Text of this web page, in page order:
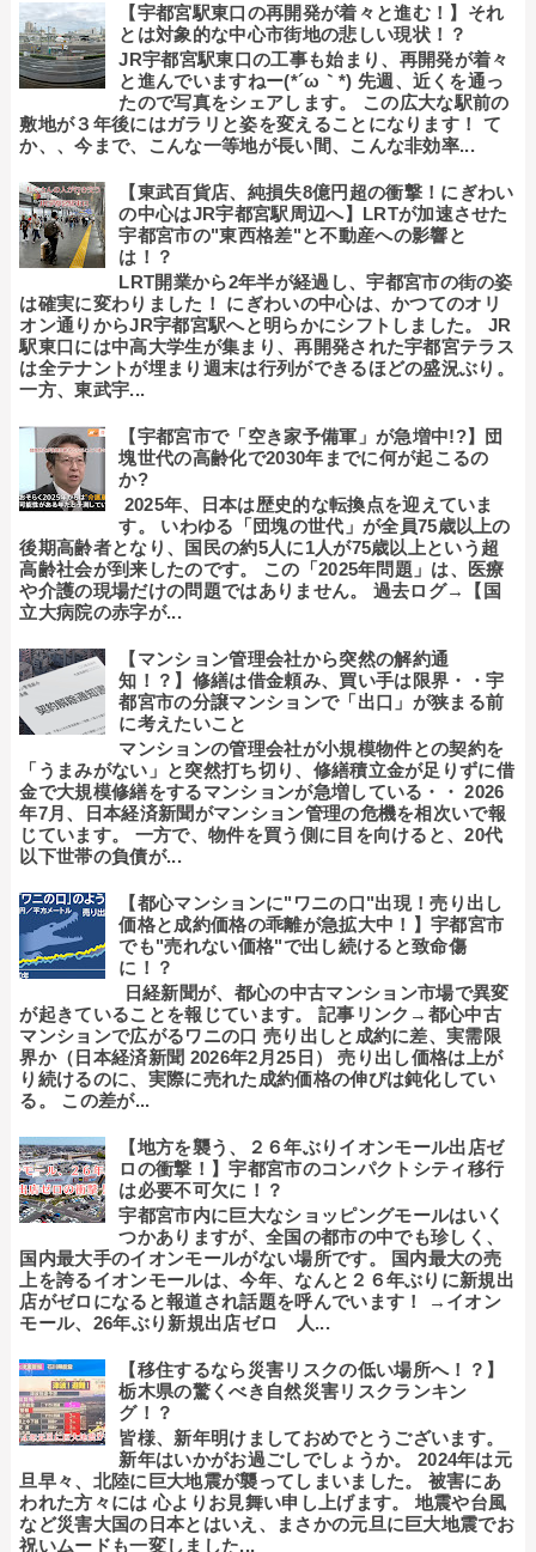
【宇都宮駅東口の再開発が着々と進む！】それ
とは対象的な中心市街地の悲しい現状！？
JR宇都宮駅東口の工事も始まり、再開発が着々
と進んでいますねー(*´ω｀*) 先週、近くを通っ
たので写真をシェアします。 この広大な駅前の
敷地が３年後にはガラリと姿を変えることになります！ て
か、、今まで、こんな一等地が長い間、こんな非効率...
【東武百貨店、純損失8億円超の衝撃！にぎわい
の中心はJR宇都宮駅周辺へ】LRTが加速させた
宇都宮市の"東西格差"と不動産への影響と
は！？
LRT開業から2年半が経過し、宇都宮市の街の姿
は確実に変わりました！ にぎわいの中心は、かつてのオリ
オン通りからJR宇都宮駅へと明らかにシフトしました。 JR
駅東口には中高大学生が集まり、再開発された宇都宮テラス
は全テナントが埋まり週末は行列ができるほどの盛況ぶり。
一方、東武宇...
【宇都宮市で「空き家予備軍」が急増中!?】団
塊世代の高齢化で2030年までに何が起こるの
か?
2025年、日本は歴史的な転換点を迎えていま
す。 いわゆる「団塊の世代」が全員75歳以上の
後期高齢者となり、国民の約5人に1人が75歳以上という超
高齢社会が到来したのです。 この「2025年問題」は、医療
や介護の現場だけの問題ではありません。 過去ログ→【国
立大病院の赤字が...
【マンション管理会社から突然の解約通
知！？】修繕は借金頼み、買い手は限界・・宇
都宮市の分譲マンションで「出口」が狭まる前
に考えたいこと
マンションの管理会社が小規模物件との契約を
「うまみがない」と突然打ち切り、修繕積立金が足りずに借
金で大規模修繕をするマンションが急増している・・ 2026
年7月、日本経済新聞がマンション管理の危機を相次いで報
じています。 一方で、物件を買う側に目を向けると、20代
以下世帯の負債が...
【都心マンションに"ワニの口"出現！売り出し
価格と成約価格の乖離が急拡大中！】宇都宮市
でも"売れない価格"で出し続けると致命傷
に！？
日経新聞が、都心の中古マンション市場で異変
が起きていることを報じています。 記事リンク→都心中古
マンションで広がるワニの口 売り出しと成約に差、実需限
界か（日本経済新聞 2026年2月25日） 売り出し価格は上が
り続けるのに、実際に売れた成約価格の伸びは鈍化してい
る。 この差が...
【地方を襲う、２６年ぶりイオンモール出店ゼ
ロの衝撃！】宇都宮市のコンパクトシティ移行
は必要不可欠に！？
宇都宮市内に巨大なショッピングモールはいく
つかありますが、全国の都市の中でも珍しく、
国内最大手のイオンモールがない場所です。 国内最大の売
上を誇るイオンモールは、今年、なんと２６年ぶりに新規出
店がゼロになると報道され話題を呼んでいます！ →イオン
モール、26年ぶり新規出店ゼロ 人...
【移住するなら災害リスクの低い場所へ！？】
栃木県の驚くべき自然災害リスクランキン
グ！？
皆様、新年明けましておめでとうございます。
新年はいかがお過ごしでしょうか。 2024年は元
旦早々、北陸に巨大地震が襲ってしまいました。 被害にあ
われた方々には 心よりお見舞い申し上げます。 地震や台風
など災害大国の日本とはいえ、まさかの元旦に巨大地震でお
祝いムードも一変しました...